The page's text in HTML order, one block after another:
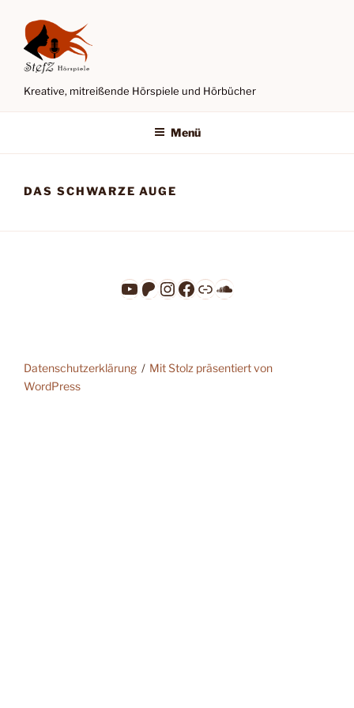
Inhalt
springen
Kreative, mitreißende Hörspiele und Hörbücher
Menü
DAS SCHWARZE AUGE
YouTube
Patreon
Instagram
Facebook
LinkSoundCloud
Datenschutzerklärung
Mit Stolz präsentiert von
WordPress